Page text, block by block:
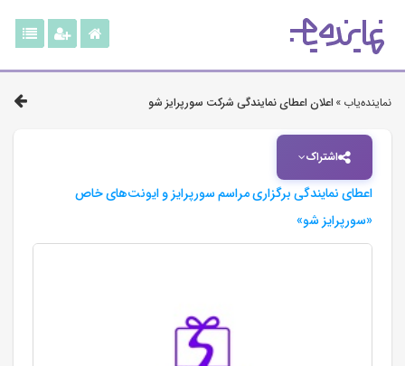
نماینده‌یاب » اعلان اعطای نمایندگی شرکت سورپرایز شو
اشتراک
اعطای نمایندگی برگزاری مراسم سورپرایز و ایونت‌های خاص
«سورپرایز شو»